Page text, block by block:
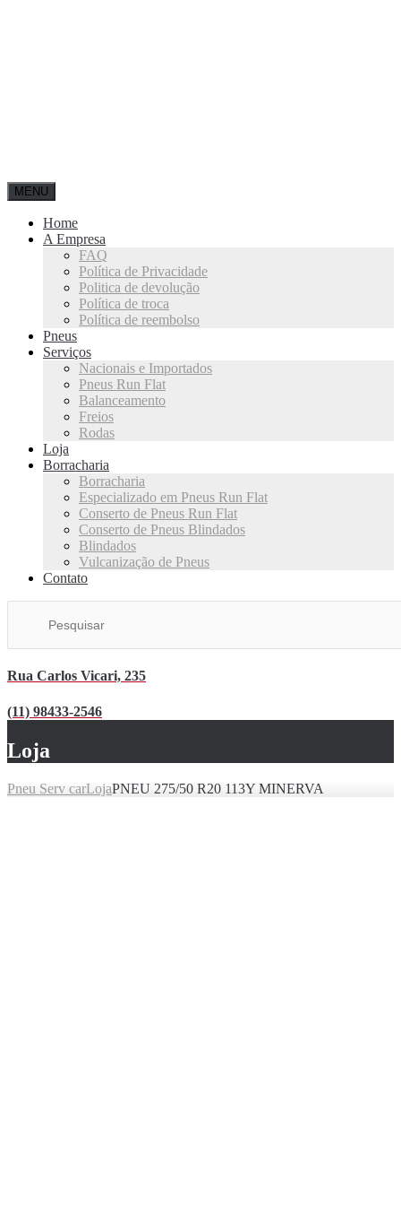
MENU
Home
A Empresa
FAQ
Política de Privacidade
Politica de devolução
Política de troca
Política de reembolso
Pneus
Serviços
Nacionais e Importados
Pneus Run Flat
Balanceamento
Freios
Rodas
Loja
Borracharia
Borracharia
Especializado em Pneus Run Flat
Conserto de Pneus Run Flat
Conserto de Pneus Blindados
Blindados
Vulcanização de Pneus
Contato
Rua Carlos Vicari, 235
(11) 98433-2546
Loja
Pneu Serv carLojaPNEU 275/50 R20 113Y MINERVA